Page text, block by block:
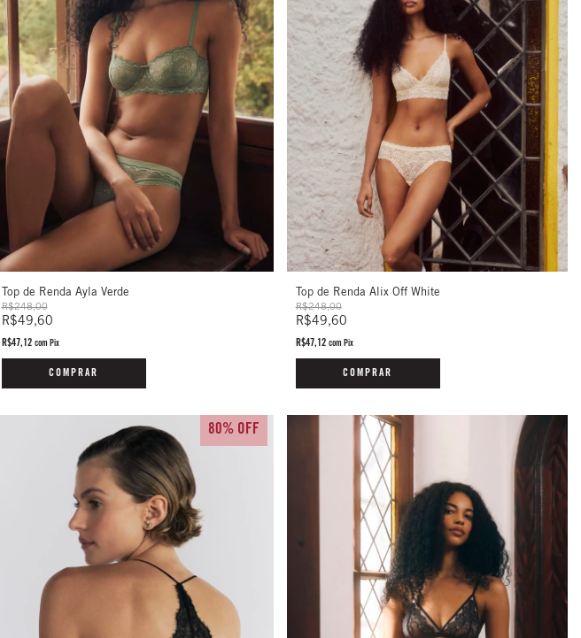
Top de Renda Ayla Verde
R$248,00
R$49,60
R$47,12 com Pix
COMPRAR
Top de Renda Alix Off White
R$248,00
R$49,60
R$47,12 com Pix
COMPRAR
80% OFF